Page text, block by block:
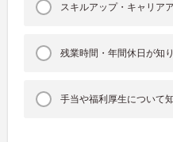
スキルアップ・キャリア
残業時間・年間休日が知
手当や福利厚生について